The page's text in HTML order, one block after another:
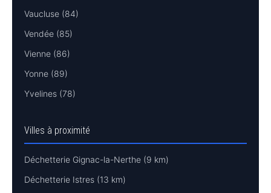
Vaucluse (84)
Vendée (85)
Vienne (86)
Yonne (89)
Yvelines (78)
Villes à proximité
Déchetterie Gignac-la-Nerthe (9 km)
Déchetterie Istres (13 km)